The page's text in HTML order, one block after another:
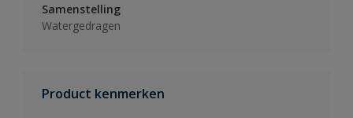
Samenstelling
Watergedragen
Product kenmerken